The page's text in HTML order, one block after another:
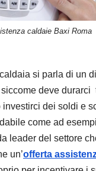
caldaie Baxi Roma
si parla di un
deve durarci
investirci dei soldi e
come ad
leader del settore
un’offerta